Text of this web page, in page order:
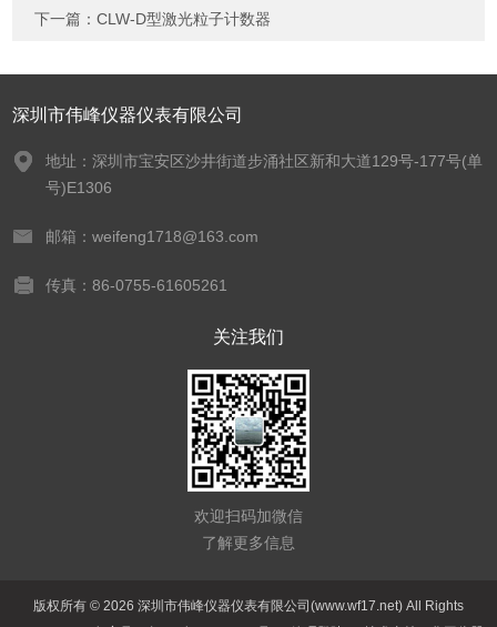
下一篇：CLW-D型激光粒子计数器
深圳市伟峰仪器仪表有限公司
地址：深圳市宝安区沙井街道步涌社区新和大道129号-177号(单
号)E1306
邮箱：weifeng1718@163.com
传真：86-0755-61605261
关注我们
欢迎扫码加微信
了解更多信息
版权所有 © 2026 深圳市伟峰仪器仪表有限公司(www.wf17.net) All Rights